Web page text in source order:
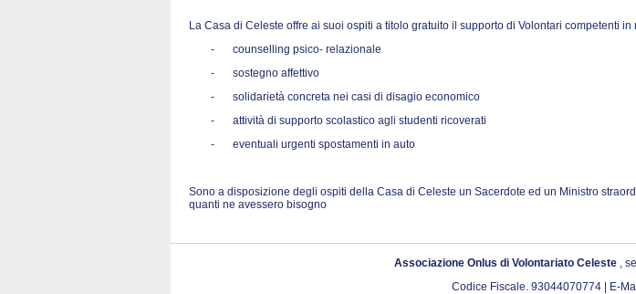
La Casa di Celeste offre ai suoi ospiti a titolo gratuito il supporto di Volontari competenti in
-
counselling psico- relazionale
-
sostegno affettivo
-
solidarietà concreta nei casi di disagio economico
-
attività di supporto scolastico agli studenti ricoverati
-
eventuali urgenti spostamenti in auto
Sono a disposizione degli ospiti della Casa di Celeste un Sacerdote ed un Ministro
quanti ne avessero bisogno
Associazione Onlus di Volontariato Celeste ,
Codice Fiscale. 93044070774 | E-